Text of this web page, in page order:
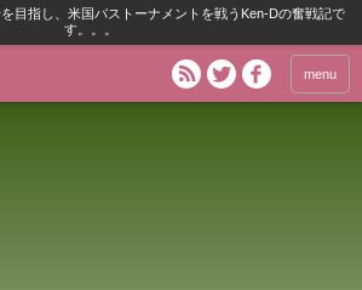
目指し、米国バストーナメントを戦うKen-Dの奮戦記で
す。。。
menu